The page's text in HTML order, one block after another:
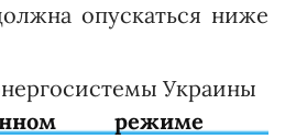
опускаться ниже
Украины
режиме